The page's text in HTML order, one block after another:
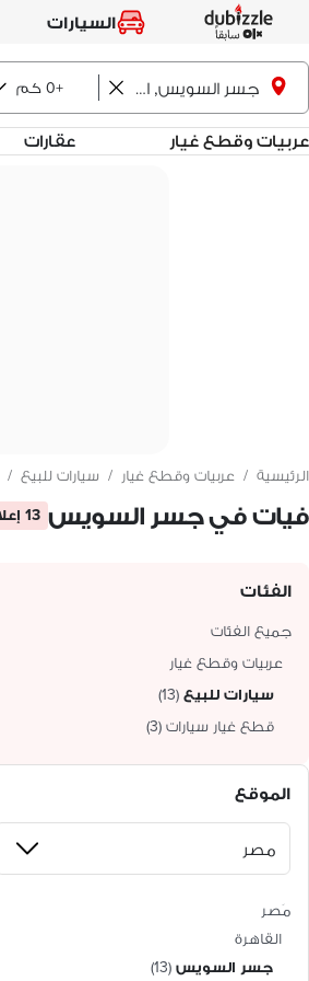
السيارات
جسر السويس, القاهرة +0 كم
عربيات وقطع غيار عقارات
الرئيسية / عربيات وقطع غيار / سيارات للبيع /
فيات في جسر السويس 13 إعلان
الفئات
جميع الفئات
عربيات وقطع غيار
سيارات للبيع (
13
)
قطع غيار سيارات (
3
)
الموقع
مَصر
القاهرة
جسر السويس (
13
)